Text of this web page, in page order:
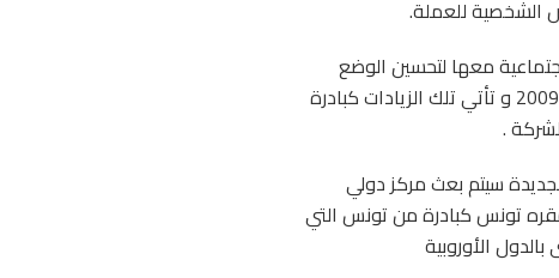
معها لتحسين الوضع
المادي للعملة و الموظفين و الفنيين الذين لم تشملهم الزيادات في الأجور منذ سنة 2009 و تأتي تلك الزيادات كبادرة
.
سيتم بعث مركز دولي
تونس كبادرة من تونس التي
الأوروبية